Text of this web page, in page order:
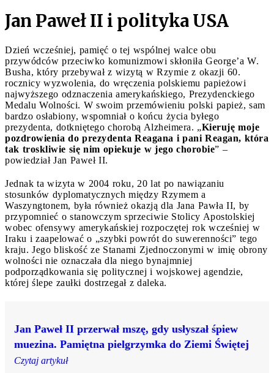
Jan Paweł II i polityka USA
Dzień wcześniej, pamięć o tej wspólnej walce obu
przywódców przeciwko komunizmowi skłoniła George’a W.
Busha, który przebywał z wizytą w Rzymie z okazji 60.
rocznicy wyzwolenia, do wręczenia polskiemu papieżowi
najwyższego odznaczenia amerykańskiego, Prezydenckiego
Medalu Wolności. W swoim przemówieniu polski papież, sam
bardzo osłabiony, wspomniał o końcu życia byłego
prezydenta, dotkniętego chorobą Alzheimera. „Kieruję moje
pozdrowienia do prezydenta Reagana i pani Reagan, która
tak troskliwie się nim opiekuje w jego chorobie” –
powiedział Jan Paweł II.
Jednak ta wizyta w 2004 roku, 20 lat po nawiązaniu
stosunków dyplomatycznych między Rzymem a
Waszyngtonem, była również okazją dla Jana Pawła II, by
przypomnieć o stanowczym sprzeciwie Stolicy Apostolskiej
wobec ofensywy amerykańskiej rozpoczętej rok wcześniej w
Iraku i zaapelować o „szybki powrót do suwerenności” tego
kraju. Jego bliskość ze Stanami Zjednoczonymi w imię obrony
wolności nie oznaczała dla niego bynajmniej
podporządkowania się politycznej i wojskowej agendzie,
której ślepe zaułki dostrzegał z daleka.
Jan Paweł II przerwał mszę, gdy usłyszał śpiew
muezina. Pamiętna pielgrzymka do Ziemi Świętej
Czytaj artykuł